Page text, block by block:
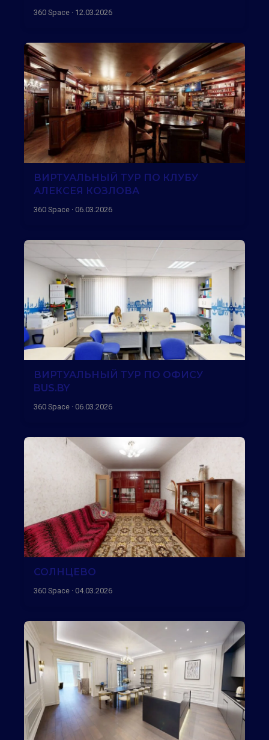
360 Space · 12.03.2026
ВИРТУАЛЬНЫЙ ТУР ПО КЛУБУ
АЛЕКСЕЯ КОЗЛОВА
360 Space · 06.03.2026
ВИРТУАЛЬНЫЙ ТУР ПО ОФИСУ
BUS.BY
360 Space · 06.03.2026
СОЛНЦЕВО
360 Space · 04.03.2026